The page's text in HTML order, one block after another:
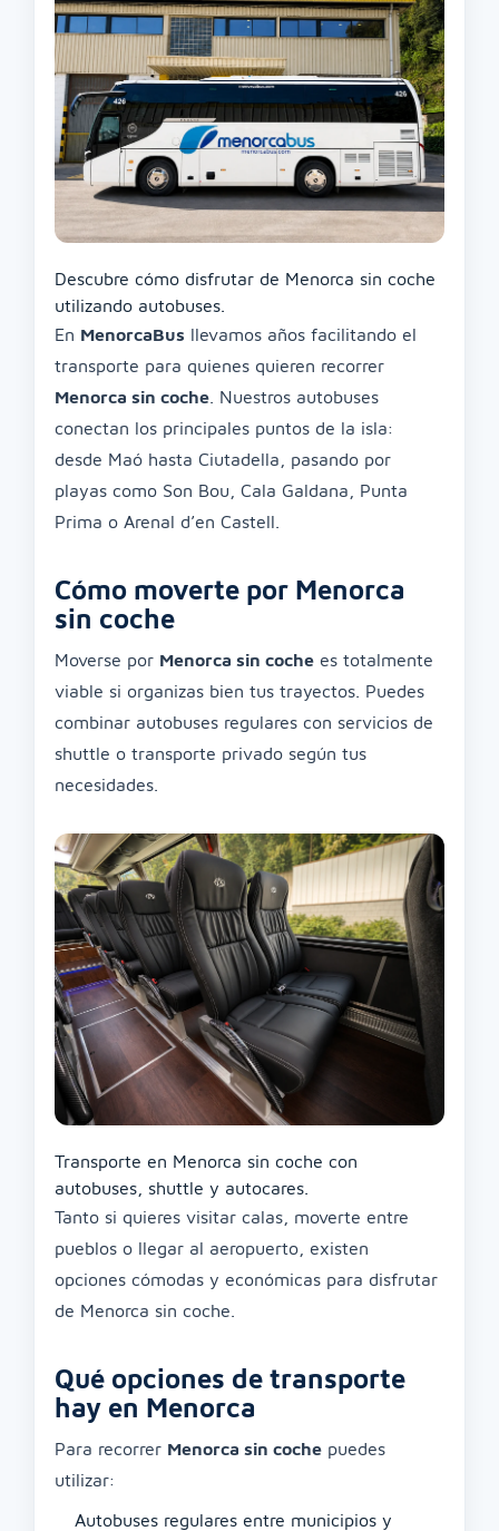
Descubre cómo disfrutar de Menorca sin coche
utilizando autobuses.
En MenorcaBus llevamos años facilitando el
transporte para quienes quieren recorrer
Menorca sin coche . Nuestros autobuses
conectan los principales puntos de la isla:
desde Maó hasta Ciutadella, pasando por
playas como Son Bou, Cala Galdana, Punta
Prima o Arenal d’en Castell.
Cómo moverte por Menorca
sin coche
Moverse por Menorca sin coche es totalmente
viable si organizas bien tus trayectos. Puedes
combinar autobuses regulares con servicios de
shuttle o transporte privado según tus
necesidades.
Transporte en Menorca sin coche con
autobuses, shuttle y autocares.
Tanto si quieres visitar calas, moverte entre
pueblos o llegar al aeropuerto, existen
opciones cómodas y económicas para disfrutar
de Menorca sin coche.
Qué opciones de transporte
hay en Menorca
Para recorrer Menorca sin coche puedes
utilizar:
Autobuses regulares entre municipios y